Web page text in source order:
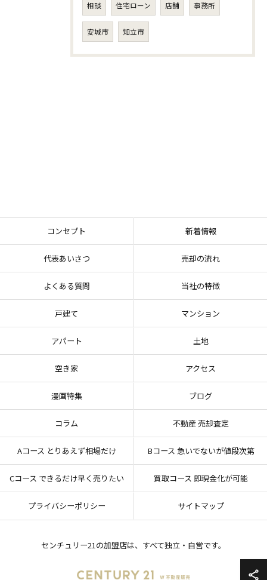
相談 住宅ローン 店舗 事務所
安城市 知立市
コンセプト 新着情報
代表あいさつ 売却の流れ
よくある質問 当社の特徴
戸建て マンション
アパート 土地
空き家 アクセス
漫画特集 ブログ
コラム 不動産 売却査定
Aコース とりあえず相場だけ Bコース 急いでないが値段次第
Cコース できるだけ早く売りたい 買取コース 即現金化が可能
プライバシーポリシー サイトマップ
センチュリー21の加盟店は、すべて独立・自営です。